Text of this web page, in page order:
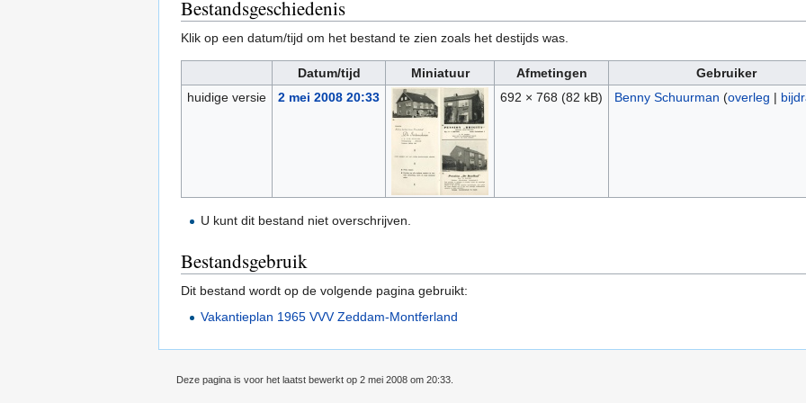
Bestandsgeschiedenis
Klik op een datum/tijd om het bestand te zien zoals het destijds was.
Datum/tijd Miniatuur Afmetingen Gebruiker
huidige versie
2 mei 2008 20:33 692 × 768 (82 kB) Benny Schuurman (overleg |
U kunt dit bestand niet overschrijven.
Bestandsgebruik
Dit bestand wordt op de volgende pagina gebruikt:
Vakantieplan 1965 VVV Zeddam-Montferland
Deze pagina is voor het laatst bewerkt op 2 mei 2008 om 20:33.